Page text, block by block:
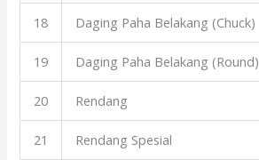
18 Daging Paha Belakang (Chuck)
19 Daging Paha Belakang (Round)
20 Rendang
21 Rendang Spesial